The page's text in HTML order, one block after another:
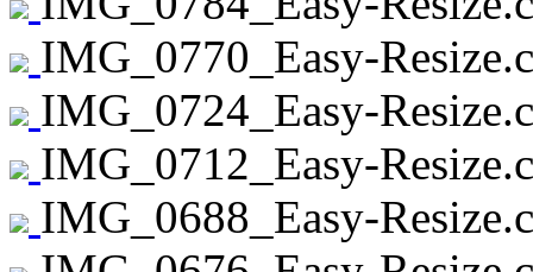
IMG_0770_Easy-
IMG_0724_Easy-
IMG_0712_Easy-
IMG_0688_Easy-